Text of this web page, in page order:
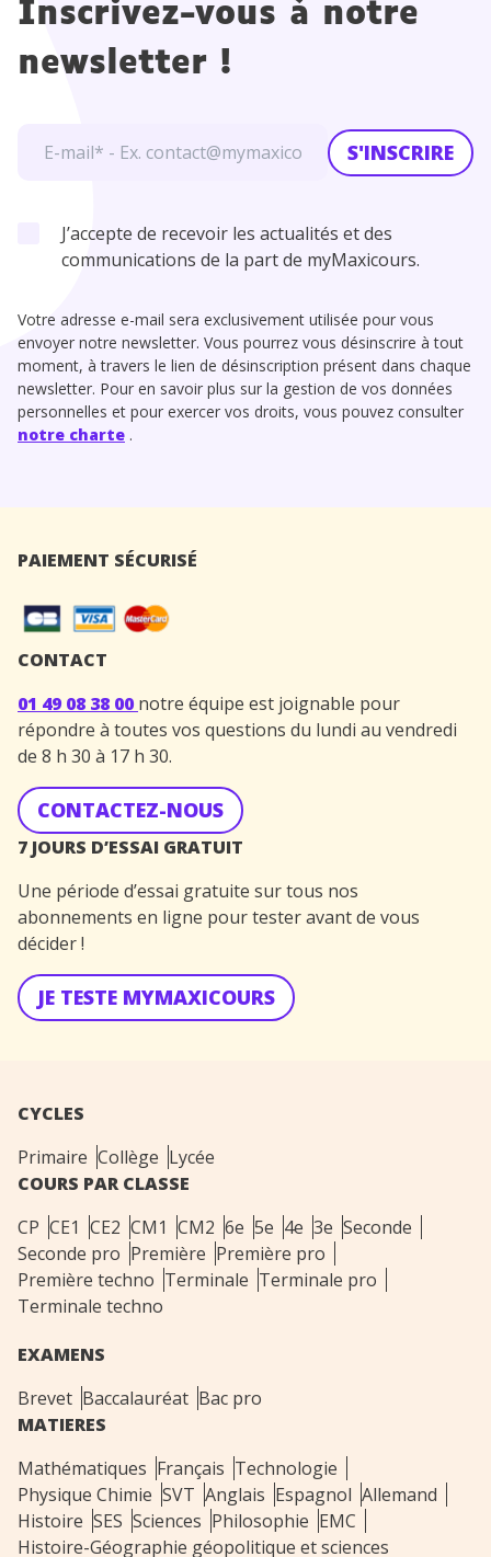
Inscrivez-vous à notre
newsletter !
S'INSCRIRE
J’accepte de recevoir les actualités et des
communications de la part de myMaxicours.
Votre adresse e-mail sera exclusivement utilisée pour vous
envoyer notre newsletter. Vous pourrez vous désinscrire à tout
moment, à travers le lien de désinscription présent dans chaque
newsletter. Pour en savoir plus sur la gestion de vos données
personnelles et pour exercer vos droits, vous pouvez consulter
notre charte .
PAIEMENT SÉCURISÉ
CONTACT
01 49 08 38 00 notre équipe est joignable pour
répondre à toutes vos questions du lundi au vendredi
de 8 h 30 à 17 h 30.
CONTACTEZ-NOUS
7 JOURS D’ESSAI GRATUIT
Une période d’essai gratuite sur tous nos
abonnements en ligne pour tester avant de vous
décider !
JE TESTE MYMAXICOURS
CYCLES
Primaire Collège Lycée
COURS PAR CLASSE
CP CE1 CE2 CM1 CM2 6e 5e 4e 3e Seconde
Seconde pro Première Première pro
Première techno Terminale Terminale pro
Terminale techno
EXAMENS
Brevet Baccalauréat Bac pro
MATIERES
Mathématiques Français Technologie
Physique Chimie SVT Anglais Espagnol Allemand
Histoire SES Sciences Philosophie EMC
Histoire-Géographie géopolitique et sciences